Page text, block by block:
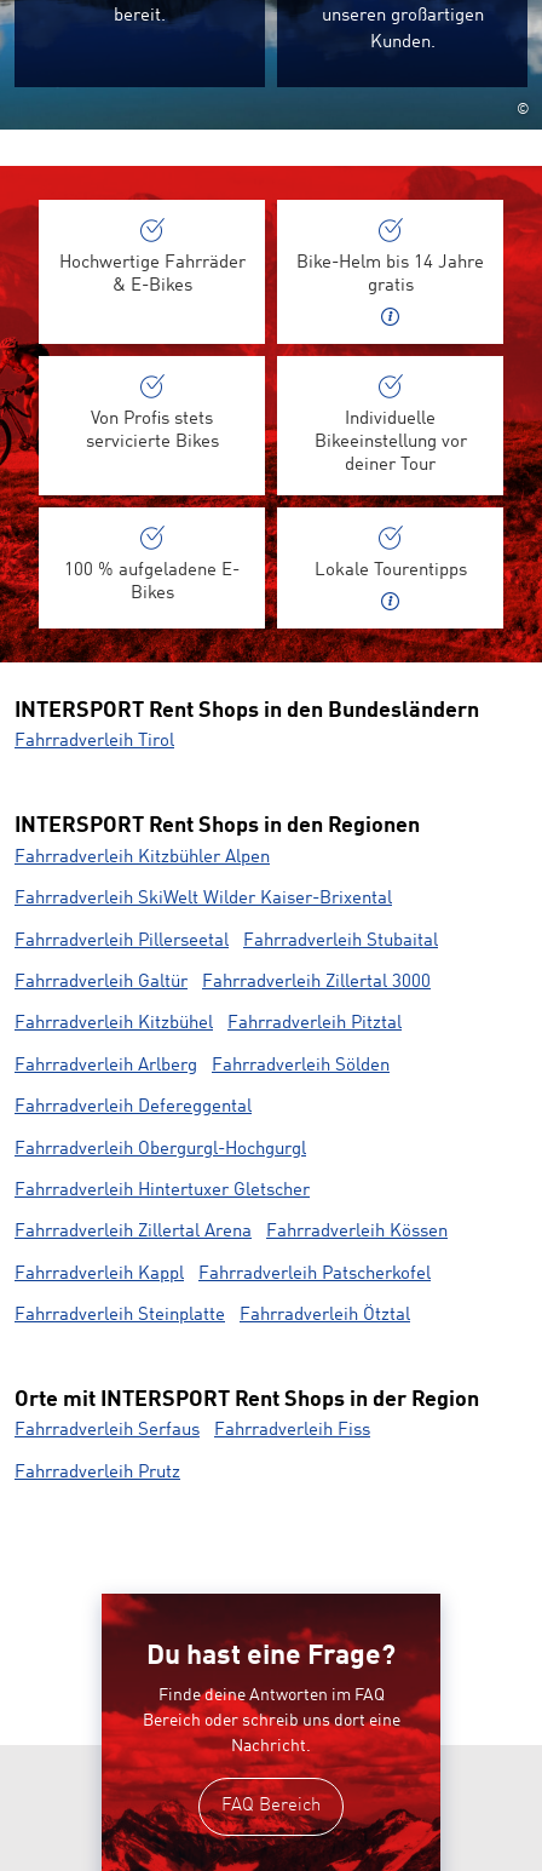
bereit.
unseren großartigen
Kunden.
©
Hochwertige Fahrräder
& E-Bikes
Bike-Helm bis 14 Jahre
gratis
Von Profis stets
servicierte Bikes
Individuelle
Bikeeinstellung vor
deiner Tour
100 % aufgeladene E-
Bikes
Lokale Tourentipps
INTERSPORT Rent Shops in den Bundesländern
Fahrradverleih Tirol
INTERSPORT Rent Shops in den Regionen
Fahrradverleih Kitzbühler Alpen
Fahrradverleih SkiWelt Wilder Kaiser-Brixental
Fahrradverleih Pillerseetal Fahrradverleih Stubaital
Fahrradverleih Galtür Fahrradverleih Zillertal 3000
Fahrradverleih Kitzbühel Fahrradverleih Pitztal
Fahrradverleih Arlberg Fahrradverleih Sölden
Fahrradverleih Defereggental
Fahrradverleih Obergurgl-Hochgurgl
Fahrradverleih Hintertuxer Gletscher
Fahrradverleih Zillertal Arena Fahrradverleih Kössen
Fahrradverleih Kappl Fahrradverleih Patscherkofel
Fahrradverleih Steinplatte Fahrradverleih Ötztal
Orte mit INTERSPORT Rent Shops in der Region
Fahrradverleih Serfaus Fahrradverleih Fiss
Fahrradverleih Prutz
Du hast eine Frage?
Finde deine Antworten im FAQ
Bereich oder schreib uns dort eine
Nachricht.
FAQ Bereich